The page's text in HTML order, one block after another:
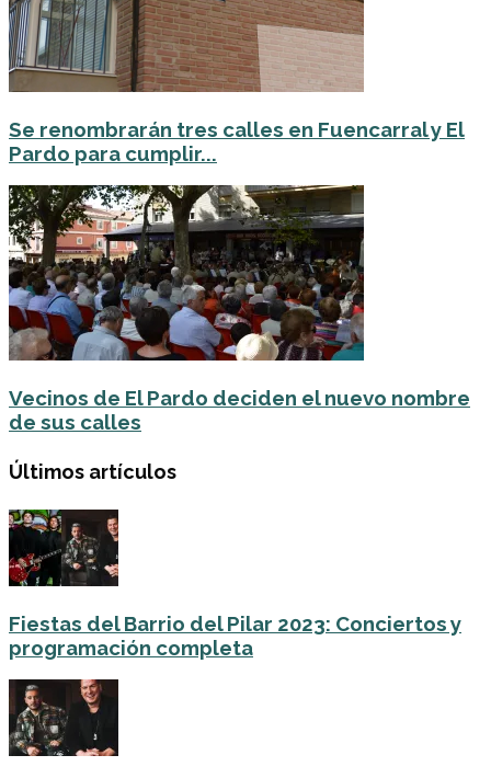
Se renombrarán tres calles en Fuencarral y El
Pardo para cumplir...
Vecinos de El Pardo deciden el nuevo nombre
de sus calles
Últimos artículos
Fiestas del Barrio del Pilar 2023: Conciertos y
programación completa